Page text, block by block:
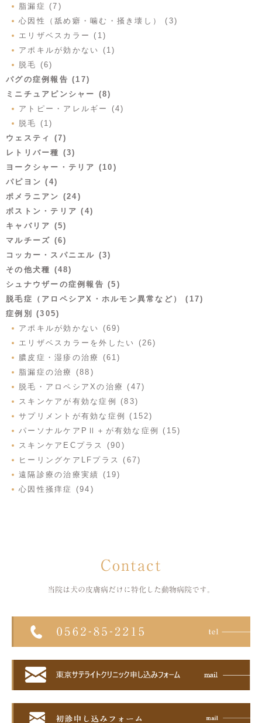
脂漏症 (7)
心因性（舐め癖・噛む・掻き壊し） (3)
エリザベスカラー (1)
アポキルが効かない (1)
脱毛 (6)
パグの症例報告 (17)
ミニチュアピンシャー (8)
アトピー・アレルギー (4)
脱毛 (1)
ウェスティ (7)
レトリバー種 (3)
ヨークシャー・テリア (10)
パピヨン (4)
ポメラニアン (24)
ボストン・テリア (4)
キャバリア (5)
マルチーズ (6)
コッカー・スパニエル (3)
その他犬種 (48)
シュナウザーの症例報告 (5)
脱毛症（アロペシアX・ホルモン異常など） (17)
症例別 (305)
アポキルが効かない (69)
エリザベスカラーを外したい (26)
膿皮症・湿疹の治療 (61)
脂漏症の治療 (88)
脱毛・アロペシアXの治療 (47)
スキンケアが有効な症例 (83)
サプリメントが有効な症例 (152)
パーソナルケアPⅡ＋が有効な症例 (15)
スキンケアECプラス (90)
ヒーリングケアLFプラス (67)
遠隔診療の治療実績 (19)
心因性掻痒症 (94)
Contact
当院は犬の皮膚病だけに特化した 動物病院です。